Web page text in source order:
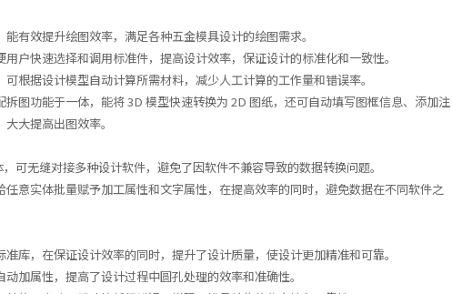
有效提升绘图效率，满足各种五金模具设计的绘图需求。
户快速选择和调用标准件，提高设计效率，保证设计的标准化和一致性。
根据设计模型自动计算所需材料，减少人工计算的工作量和错误率。
拆图功能于一体，能将 3D 模型快速转换为 2D 图纸，还可自动填写图框信息、添加注
大提高出图效率。
可无缝对接多种设计软件，避免了因软件不兼容导致的数据转换问题。
意实体批量赋予加工属性和文字属性，在提高效率的同时，避免数据在不同软件之
库，在保证设计效率的同时，提升了设计质量，使设计更加精准和可靠。
加属性，提高了设计过程中圆孔处理的效率和准确性。